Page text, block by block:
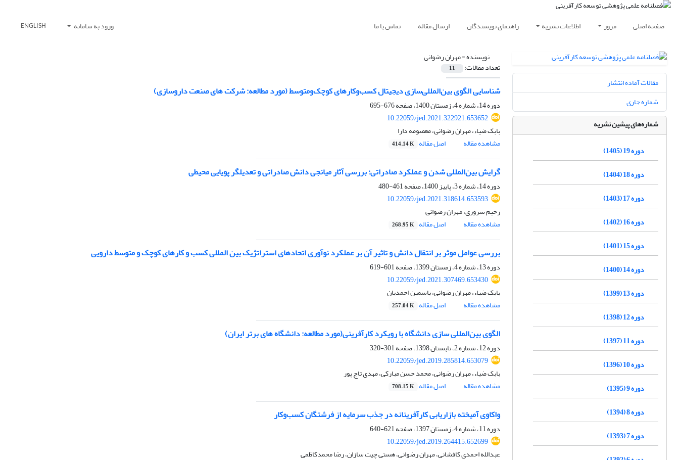
صفحه اصلی مرور اطلاعات نشریه راهنمای نویسندگان ارسال مقاله تماس با ما ورود به سامانه ENGLISH
نویسنده =مهران رضوانی
تعداد مقالات: 11
شناسایی الگوی بین‌المللی‌سازی دیجیتال کسب‌وکارهای کوچک‌ومتوسط (مورد مطالعه: شرکت های صنعت داروسازی)
دوره 14، شماره 4، زمستان 1400، صفحه
676-695
10.22059/jed.2021.322921.653652
بابک ضیاء، مهران رضوانی، معصومه دارا
مشاهده مقاله
اصل مقاله 414.14 K
گرایش بین‌المللی شدن و عملکرد صادراتی: بررسی آثار میانجی دانش صادراتی و تعدیلگر پویایی محیطی
دوره 14، شماره 3، پاییز 1400، صفحه
461-480
10.22059/jed.2021.318614.653593
رحیم سروری، مهران رضوانی
مشاهده مقاله
اصل مقاله 268.95 K
بررسی عوامل موثر بر انتقال دانش و تاثیر آن بر عملکرد نوآوری اتحادهای استراتژیک بین المللی کسب و کارهای کوچک و متوسط دارویی
دوره 13، شماره 4، زمستان 1399، صفحه
601-619
10.22059/jed.2021.307469.653430
بابک ضیاء، مهران رضوانی، یاسمین احمدیان
مشاهده مقاله
اصل مقاله 257.04 K
الگوی بین‌المللی سازی دانشگاه با رویکرد کارآفرینی(مورد مطالعه: دانشگاه های برتر ایران)
دوره 12، شماره 2، تابستان 1398، صفحه
301-320
10.22059/jed.2019.285814.653079
بابک ضیاء، مهران رضوانی، محمد حسن مبارکی، مهدی تاج پور
مشاهده مقاله
اصل مقاله 708.15 K
واکاوی آمیخته بازاریابی کارآفرینانه در جذب سرمایه از فرشتگان کسب‌وکار
دوره 11، شماره 4، زمستان 1397، صفحه
621-640
10.22059/jed.2019.264415.652699
عبدالله احمدی کافشانی، مهران رضوانی، هستی چیت سازان، رضا محمدکاظمی
مقالات آماده انتشار
شماره جاری
شماره‌های پیشین نشریه
دوره 19 (1405)
دوره 18 (1404)
دوره 17 (1403)
دوره 16 (1402)
دوره 15 (1401)
دوره 14 (1400)
دوره 13 (1399)
دوره 12 (1398)
دوره 11 (1397)
دوره 10 (1396)
دوره 9 (1395)
دوره 8 (1394)
دوره 7 (1393)